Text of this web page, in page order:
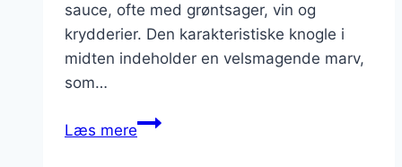
sauce, ofte med grøntsager, vin og
krydderier. Den karakteristiske knogle i
midten indeholder en velsmagende marv,
som…
Læs mereOssobuco